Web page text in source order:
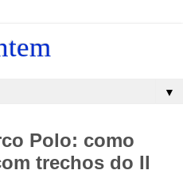
▼
Polo: como
trechos do Il